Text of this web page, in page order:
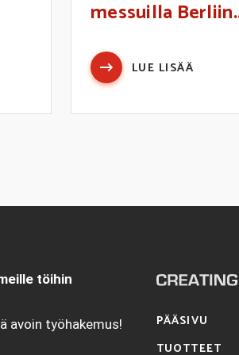
messuilla
LUE LISÄÄ
töihin
avoin työhakemus!
PÄÄSIVU
TUOTTEET